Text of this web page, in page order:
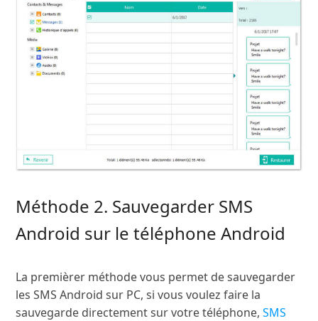
Méthode 2. Sauvegarder SMS
Android sur le téléphone Android
La premièrer méthode vous permet de sauvegarder
les SMS Android sur PC, si vous voulez faire la
sauvegarde directement sur votre téléphone,SMS